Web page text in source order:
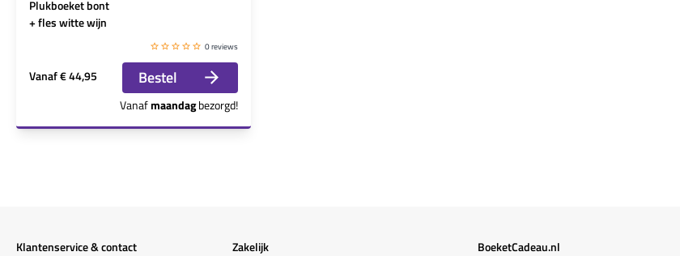
Plukboeket bont
+ fles witte wijn
0 reviews
Vanaf€ 44,95 Bestel
Vanafmaandagbezorgd!
Klantenservice & contact
Zakelijk
BoeketCadeau.nl